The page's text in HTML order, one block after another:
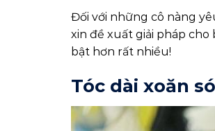
Đối với những cô nàng
xin đề xuất giải pháp
bật hơn rất nhiều!
Tóc dài xoăn